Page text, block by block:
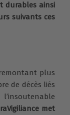
durables ainsi
suivants ces
plus
de décès liés
met